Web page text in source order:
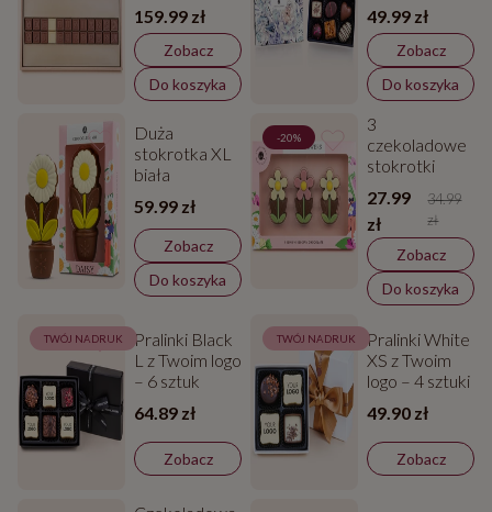
159.99 zł
Zobacz
Do koszyka
Delights – 6
sztuk
49.99 zł
Zobacz
Do koszyka
Duża
stokrotka XL
biała
59.99 zł
Zobacz
Do koszyka
-20%
3
czekoladowe
stokrotki
27.99
zł
34.99
zł
Zobacz
Do koszyka
TWÓJ NADRUK
Pralinki Black
L z Twoim logo
– 6 sztuk
64.89 zł
Zobacz
TWÓJ NADRUK
Pralinki White
XS z Twoim
logo – 4 sztuki
49.90 zł
Zobacz